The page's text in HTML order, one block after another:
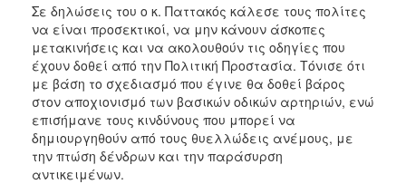
Σε δηλώσεις του ο κ. Παττακός κάλεσε τους πολίτες
να είναι προσεκτικοί, να μην κάνουν άσκοπες
μετακινήσεις και να ακολουθούν τις οδηγίες που
έχουν δοθεί από την Πολιτική Προστασία. Τόνισε ότι
με βάση το σχεδιασμό που έγινε θα δοθεί βάρος
στον αποχιονισμό των βασικών οδικών αρτηριών, ενώ
επισήμανε τους κινδύνους που μπορεί να
δημιουργηθούν από τους θυελλώδεις ανέμους, με
την πτώση δένδρων και την παράσυρση
αντικειμένων.